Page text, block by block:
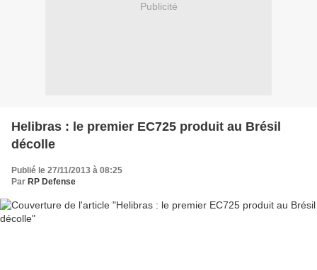
Publicité
Helibras : le premier EC725 produit au Brésil
décolle
Publié le 27/11/2013 à 08:25
Par RP Defense